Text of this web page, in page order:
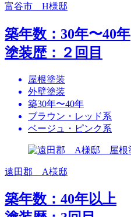
富谷市 H様邸
築年数：30年〜40年
塗装歴：２回目
屋根塗装
外壁塗装
築30年〜40年
ブラウン・レッド系
ベージュ・ピンク系
遠田郡 A様邸
築年数：40年以上